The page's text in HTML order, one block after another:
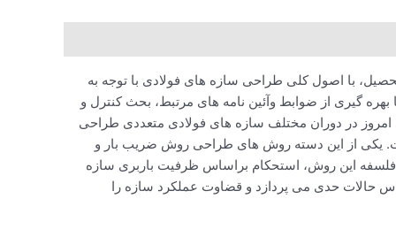
با اصول کلی طراحی سازه های فولادی با توجه به
گیری از ضوابط وآئین نامه های مرتبط، بحث کنترل و
امروز در دوران مختلف سازه های فولادی متعددی طراحی
یکی از این دسته روش های طراحی روش ضریب بار و
این روش، استحکام براساس ظرفیت باربری سازه
حالات حدی می پردازد و قضاوت عملکرد سازه را